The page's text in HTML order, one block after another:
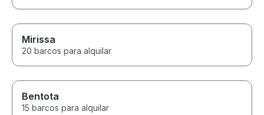
Mirissa
20 barcos para alquilar
Bentota
15 barcos para alquilar